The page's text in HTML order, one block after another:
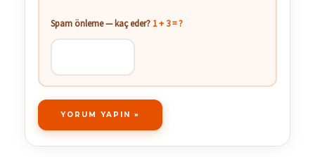
Spam önleme — kaç eder? 1 + 3 = ?